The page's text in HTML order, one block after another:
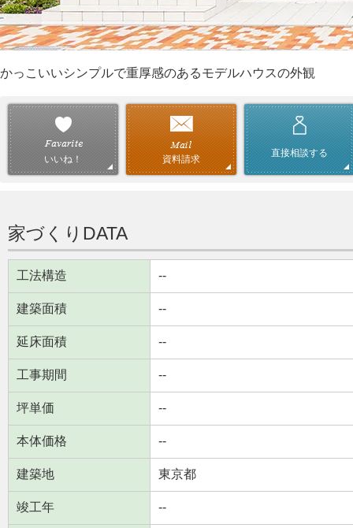
かっこいいシンプルで重厚感のあるモデルハウスの外観
いいね！ 資料請求
直接相談する
家づくりDATA
工法構造 --
建築面積 --
延床面積 --
工事期間 --
坪単価 --
本体価格 --
建築地 東京都
竣工年 --